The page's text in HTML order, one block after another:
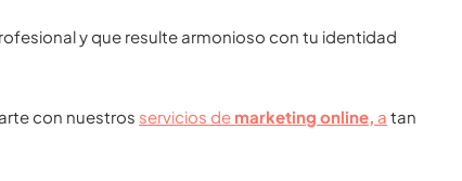
y que resulte armonioso con tu identidad
con nuestros servicios de marketing online, a tan